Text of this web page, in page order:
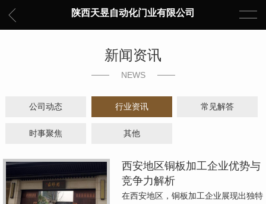
陕西天昱自动化门业有限公司
新闻资讯
NEWS
公司动态 行业资讯 常见解答
时事聚焦 其他
西安地区铜板加工企业优势与
竞争力解析
在西安地区，铜板加工企业展现出独特